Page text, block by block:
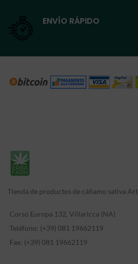
ENVÍO RÁPIDO
Tienda de productos de cáñamo sativa
Corso Europa 132, Villaricca (NA)
Teléfono: (+39) 081 19662119
Fax: (+39) 081 19662119